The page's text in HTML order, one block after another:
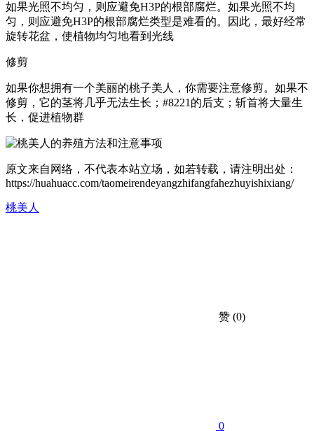
如果光照不均匀，则应避免H3P的根部腐烂。如果光照不均
匀，则应避免H3P的根部腐烂类型是难看的。因此，最好经常
旋转花盆，使植物均匀地看到光线
修剪
如果你想拥有一个美丽的桃子美人，你需要注意修剪。如果不
修剪，它的茎将几乎无法生长；#8221的后支；斩首将大量生
长，促进植物群
原文来自网络，不代表本站立场，如若转载，请注明出处：
https://huahuacc.com/taomeirendeyangzhifangfahezhuyishixiang/
桃美人
赞 (0)
0